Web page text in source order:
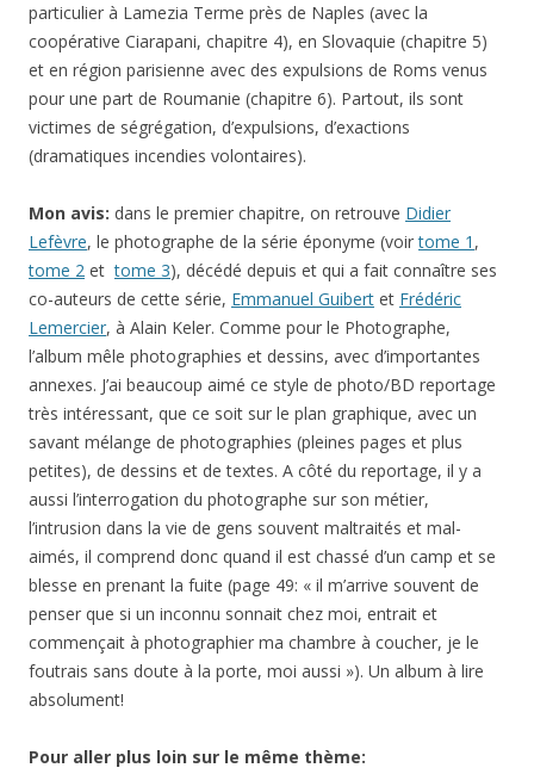
particulier à Lamezia Terme près de Naples (avec la
coopérative Ciarapani, chapitre 4), en Slovaquie (chapitre 5)
et en région parisienne avec des expulsions de Roms venus
pour une part de Roumanie (chapitre 6). Partout, ils sont
victimes de ségrégation, d’expulsions, d’exactions
(dramatiques incendies volontaires).
Mon avis: dans le premier chapitre, on retrouve Didier
Lefèvre, le photographe de la série éponyme (voirtome 1 ,
tome 2 ettome 3), décédé depuis et qui a fait connaître ses
co-auteurs de cette série, Emmanuel Guibert et Frédéric
Lemercier, à Alain Keler. Comme pour le Photographe,
l’album mêle photographies et dessins, avec d’importantes
annexes. J’ai beaucoup aimé ce style de photo/BD reportage
très intéressant, que ce soit sur le plan graphique, avec un
savant mélange de photographies (pleines pages et plus
petites), de dessins et de textes. A côté du reportage, il y a
aussi l’interrogation du photographe sur son métier,
l’intrusion dans la vie de gens souvent maltraités et mal-
aimés, il comprend donc quand il est chassé d’un camp et se
blesse en prenant la fuite (page 49: « il m’arrive souvent de
penser que si un inconnu sonnait chez moi, entrait et
commençait à photographier ma chambre à coucher, je le
foutrais sans doute à la porte, moi aussi »). Un album à lire
absolument!
Pour aller plus loin sur le même thème: